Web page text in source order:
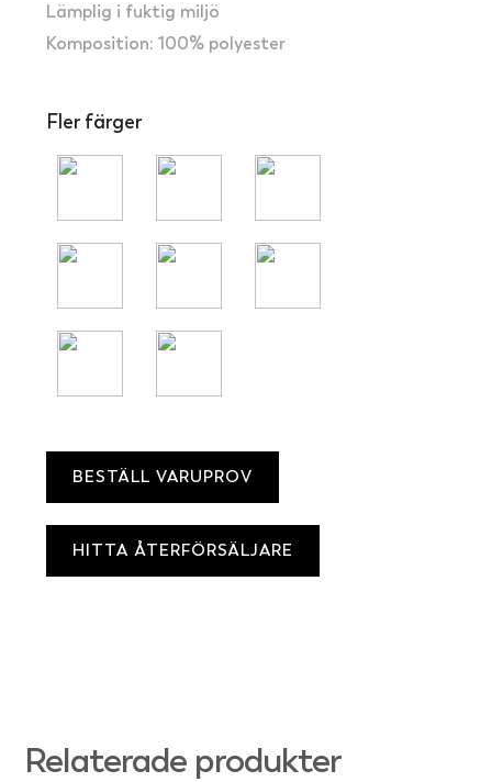
Lämplig i fuktig miljö
Komposition: 100% polyester
Fler färger
BESTÄLL VARUPROV
HITTA ÅTERFÖRSÄLJARE
Relaterade produkter